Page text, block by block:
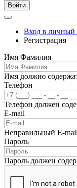
Войти
Вход в личный
Регистрация
Имя Фамилия
Имя должно
Телефон
Телефон должен
E-mail
Неправильный E-mail
Пароль
Пароль должен